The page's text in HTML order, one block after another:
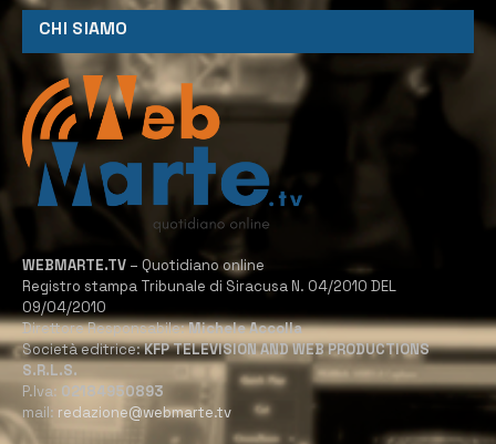
CHI SIAMO
WEBMARTE.TV – Quotidiano online
Registro stampa Tribunale di Siracusa N. 04/2010 DEL
09/04/2010
Direttore Responsabile:Michele Accolla
Società editrice:KFP TELEVISION AND WEB PRODUCTIONS
S.R.L.S.
P.Iva: 02184950893
mail: redazione@webmarte.tv